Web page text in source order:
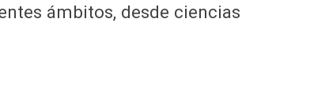
ámbitos, desde ciencias